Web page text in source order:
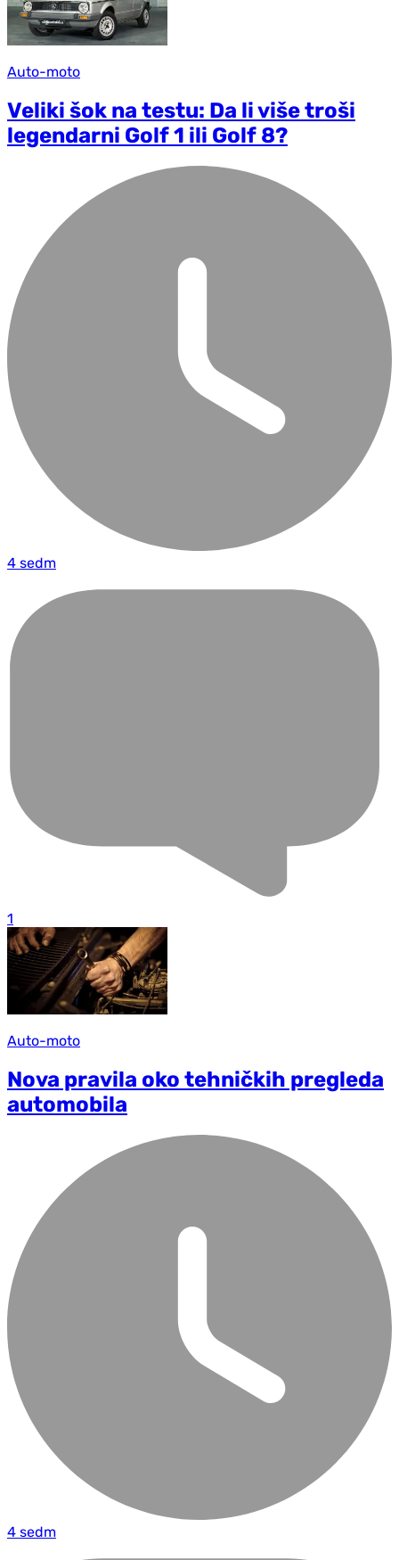
Auto-moto
Veliki šok na testu: Da li više troši
legendarni Golf 1 ili Golf 8?
4 sedm
1
Auto-moto
Nova pravila oko tehničkih pregleda
automobila
4 sedm